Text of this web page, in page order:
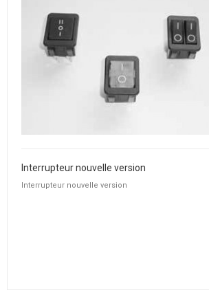
Interrupteur nouvelle version
Interrupteur nouvelle version